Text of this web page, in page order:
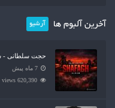
آخرین آلبوم ها آرشیو
حجت سلطانی -
7 ماه پیش
620,390 views